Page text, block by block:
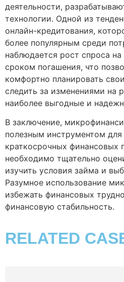
деятельности,
технологии. Одной из
онлайн-кредитования,
более популярным среди
наблюдается рост спроса
сроком погашения, что
комфортно планировать
следить за изменениями на
наиболее выгодные и
В заключение,
полезным инструментом
краткосрочных финансовых
необходимо тщательно
изучить условия займа и
Разумное использование
избежать финансовых
финансовую стабильность.
RELATED